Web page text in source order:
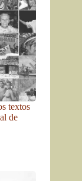
textos
de